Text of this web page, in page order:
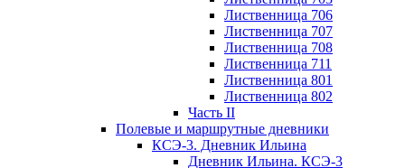
Лиственница 706
Лиственница 707
Лиственница 708
Лиственница 711
Лиственница 801
Лиственница 802
Часть II
Полевые и маршрутные дневники
КСЭ-3. Дневник Ильина
Дневник Ильина. КСЭ-3